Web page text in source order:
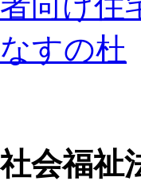
社会福祉